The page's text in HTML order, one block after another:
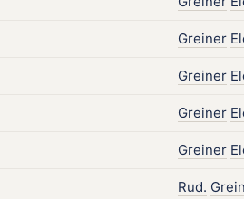
Greiner
Greiner
Greiner
Greiner
Rud.